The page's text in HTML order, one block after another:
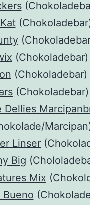
(Chokoladebar)
(Chokoladebar)
(Chokoladebar)
Dellies
Linser
Big
Mix
Bueno